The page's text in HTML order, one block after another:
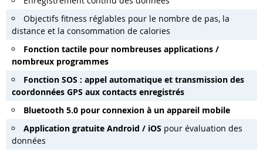
Objectifs fitness réglables pour le nombre de pas, la
distance et la consommation de calories
Fonction tactile pour nombreuses applications /
nombreux programmes
Fonction SOS : appel automatique et transmission des
coordonnées GPS aux contacts enregistrés
Bluetooth 5.0 pour connexion à un appareil mobile
Application gratuite Android / iOS pour évaluation des
données